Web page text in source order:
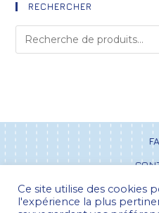
RECHERCHER
Ce site utilise des cookies
l'expérience la plus